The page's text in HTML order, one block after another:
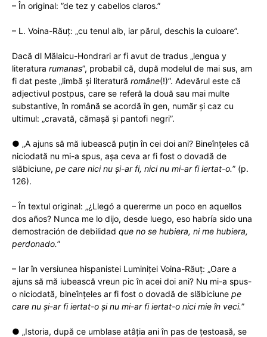
– În original: ”de tez y cabellos claros.”
– L. Voina-Răuț: „cu tenul alb, iar părul, deschis la culoare”.
Dacă dl Mălaicu-Hondrari ar fi avut de tradus „lengua y
literatura rumanas”, probabil că, după modelul de mai sus, am
fi dat peste „limbă și literatură române(!)”. Adevărul este că
adjectivul postpus, care se referă la două sau mai multe
substantive, în română se acordă în gen, număr și caz cu
ultimul: „cravată, cămașă și pantofi negri”.
● „A ajuns să mă iubească puțin în cei doi ani? Bineînțeles că
niciodată nu mi-a spus, așa ceva ar fi fost o dovadă de
slăbiciune, pe care nici nu și-ar fi, nici nu mi-ar fi iertat-o.” (p.
126).
– În textul original: „¿Llegó a quererme un poco en aquellos
dos años? Nunca me lo dijo, desde luego, eso habría sido una
demostración de debilidad que no se hubiera, ni me hubiera,
perdonado.”
– Iar în versiunea hispanistei Luminiței Voina-Răuț: „Oare a
ajuns să mă iubească vreun pic în acei doi ani? Nu mi-a spus-
o niciodată, bineînţeles ar fi fost o dovadă de slăbiciune pe
care nu şi-ar fi iertat-o şi nu mi-ar fi iertat-o nici mie în veci.”
● „Istoria, după ce umblase atâția ani în pas de țestoasă, se